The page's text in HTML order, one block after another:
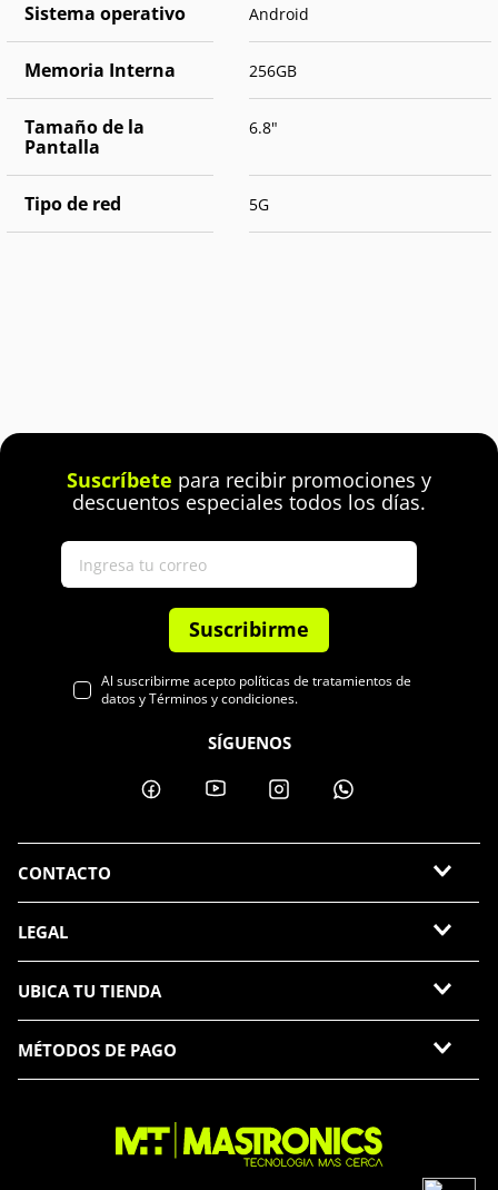
Sistema operativo Android
Memoria Interna 256GB
Tamaño de la
Pantalla
6.8"
Tipo de red 5G
Suscríbete para recibir promociones y
descuentos especiales todos los días.
Suscribirme
Al suscribirme acepto políticas de tratamientos de
datos y Términos y condiciones.
SÍGUENOS
CONTACTO
LEGAL
UBICA TU TIENDA
MÉTODOS DE PAGO